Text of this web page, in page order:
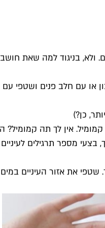
ולא, בניגוד למה שאת
או עם חלב פנים ושטפי עם
אין לך תה קמומיל?
מספר תרגילים
שטפי את אזור העיניים